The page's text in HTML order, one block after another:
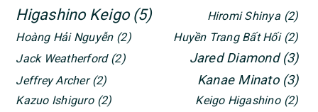
Higashino Keigo (5) Hiromi Shinya (2)
Hoàng Hải Nguyễn (2) Huyền Trang Bất Hối (2)
Jack Weatherford (2) Jared Diamond (3)
Jeffrey Archer (2) Kanae Minato (3)
Kazuo Ishiguro (2) Keigo Higashino (2)